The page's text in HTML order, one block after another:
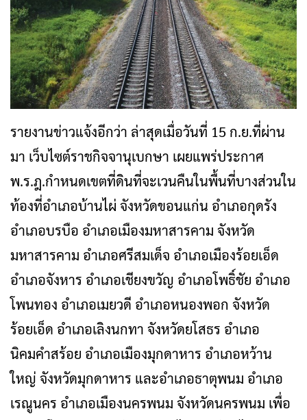
รายงานข่าวแจ้งอีกว่า ล่าสุดเมื่อวันที่ 15 ก.ย.ที่ผ่าน
มา เว็บไซต์ราชกิจจานุเบกษา เผยแพร่ประกาศ
พ.ร.ฎ.กำหนดเขตที่ดินที่จะเวนคืนในพื้นที่บางส่วนใน
ท้องที่อำเภอบ้านไผ่ จังหวัดขอนแก่น อำเภอกุดรัง
อำเภอบรบือ อำเภอเมืองมหาสารคาม จังหวัด
มหาสารคาม อำเภอศรีสมเด็จ อำเภอเมืองร้อยเอ็ด
อำเภอจังหาร อำเภอเชียงขวัญ อำเภอโพธิ์ชัย อำเภอ
โพนทอง อำเภอเมยวดี อำเภอหนองพอก จังหวัด
ร้อยเอ็ด อำเภอเลิงนกทา จังหวัดยโสธร อำเภอ
นิคมคำสร้อย อำเภอเมืองมุกดาหาร อำเภอหว้าน
ใหญ่ จังหวัดมุกดาหาร และอำเภอธาตุพนม อำเภอ
เรณูนคร อำเภอเมืองนครพนม จังหวัดนครพนม เพื่อ